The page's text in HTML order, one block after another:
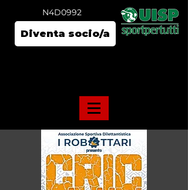
N4D0992
Diventa socio/a